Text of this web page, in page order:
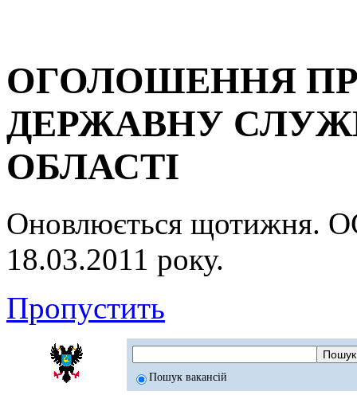
ОГОЛОШЕННЯ
ДЕРЖАВНУ
ОБЛАСТІ
Оновлюється
18.03.2011 року.
Пропустить
Пошук вакансій